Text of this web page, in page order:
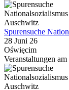
Spurensuche
28 Juni 26
Oświęcim
Veranstaltungen